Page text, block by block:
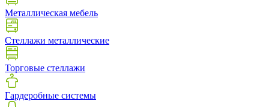
Металлическая мебель
Стеллажи металлические
Торговые стеллажи
Гардеробные системы